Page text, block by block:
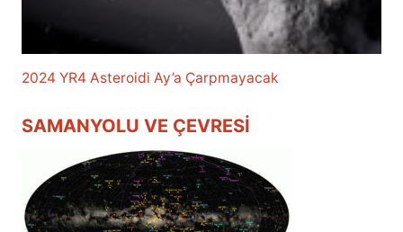
2024 YR4 Asteroidi Ay’a Çarpmayacak
SAMANYOLU VE ÇEVRESI